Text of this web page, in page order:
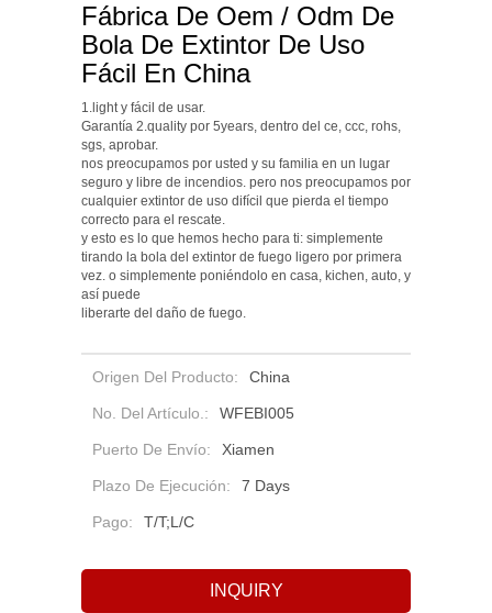
Fábrica De Oem / Odm De
Bola De Extintor De Uso
Fácil En China
1.light y fácil de usar.
Garantía 2.quality por 5years, dentro del ce, ccc, rohs,
sgs, aprobar.
nos preocupamos por usted y su familia en un lugar
seguro y libre de incendios. pero nos preocupamos por
cualquier extintor de uso difícil que pierda el tiempo
correcto para el rescate.
y esto es lo que hemos hecho para ti: simplemente
tirando la bola del extintor de fuego ligero por primera
vez. o simplemente poniéndolo en casa, kichen, auto, y
así puede
liberarte del daño de fuego.
Origen Del Producto: China
No. Del Artículo.: WFEBI005
Puerto De Envío: Xiamen
Plazo De Ejecución: 7 Days
Pago: T/T;L/C
INQUIRY